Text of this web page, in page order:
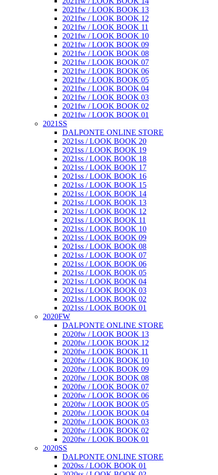
2021fw / LOOK BOOK 13
2021fw / LOOK BOOK 12
2021fw / LOOK BOOK 11
2021fw / LOOK BOOK 10
2021fw / LOOK BOOK 09
2021fw / LOOK BOOK 08
2021fw / LOOK BOOK 07
2021fw / LOOK BOOK 06
2021fw / LOOK BOOK 05
2021fw / LOOK BOOK 04
2021fw / LOOK BOOK 03
2021fw / LOOK BOOK 02
2021fw / LOOK BOOK 01
2021SS
DALPONTE ONLINE STORE
2021ss / LOOK BOOK 20
2021ss / LOOK BOOK 19
2021ss / LOOK BOOK 18
2021ss / LOOK BOOK 17
2021ss / LOOK BOOK 16
2021ss / LOOK BOOK 15
2021ss / LOOK BOOK 14
2021ss / LOOK BOOK 13
2021ss / LOOK BOOK 12
2021ss / LOOK BOOK 11
2021ss / LOOK BOOK 10
2021ss / LOOK BOOK 09
2021ss / LOOK BOOK 08
2021ss / LOOK BOOK 07
2021ss / LOOK BOOK 06
2021ss / LOOK BOOK 05
2021ss / LOOK BOOK 04
2021ss / LOOK BOOK 03
2021ss / LOOK BOOK 02
2021ss / LOOK BOOK 01
2020FW
DALPONTE ONLINE STORE
2020fw / LOOK BOOK 13
2020fw / LOOK BOOK 12
2020fw / LOOK BOOK 11
2020fw / LOOK BOOK 10
2020fw / LOOK BOOK 09
2020fw / LOOK BOOK 08
2020fw / LOOK BOOK 07
2020fw / LOOK BOOK 06
2020fw / LOOK BOOK 05
2020fw / LOOK BOOK 04
2020fw / LOOK BOOK 03
2020fw / LOOK BOOK 02
2020fw / LOOK BOOK 01
2020SS
DALPONTE ONLINE STORE
2020ss / LOOK BOOK 01